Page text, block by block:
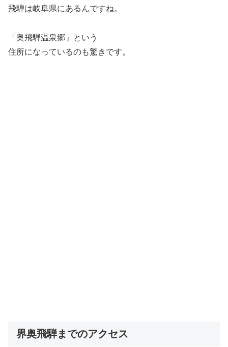
飛騨は岐阜県にあるんですね。
「奥飛騨温泉郷」という
住所になっているのも驚きです。
界奥飛騨までのアクセス